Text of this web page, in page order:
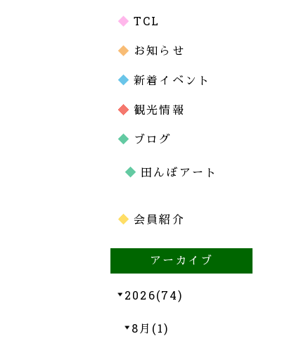
TCL
お知らせ
新着イベント
観光情報
ブログ
田んぼアート
会員紹介
アーカイブ
2026(74)
8月(1)